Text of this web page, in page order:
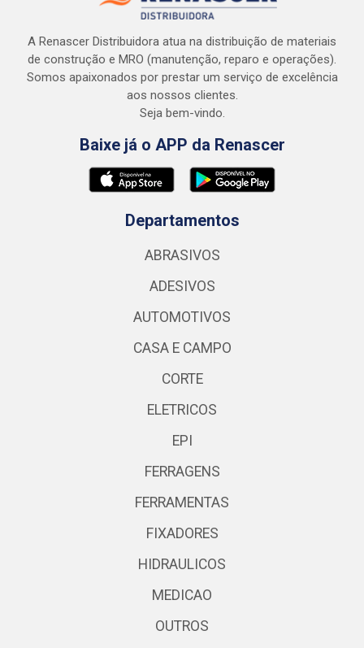
A Renascer Distribuidora atua na distribuição de materiais
de construção e MRO (manutenção, reparo e operações).
Somos apaixonados por prestar um serviço de excelência
aos nossos clientes.
Seja bem-vindo.
Baixe já o APP da Renascer
Departamentos
ABRASIVOS
ADESIVOS
AUTOMOTIVOS
CASA E CAMPO
CORTE
ELETRICOS
EPI
FERRAGENS
FERRAMENTAS
FIXADORES
HIDRAULICOS
MEDICAO
OUTROS